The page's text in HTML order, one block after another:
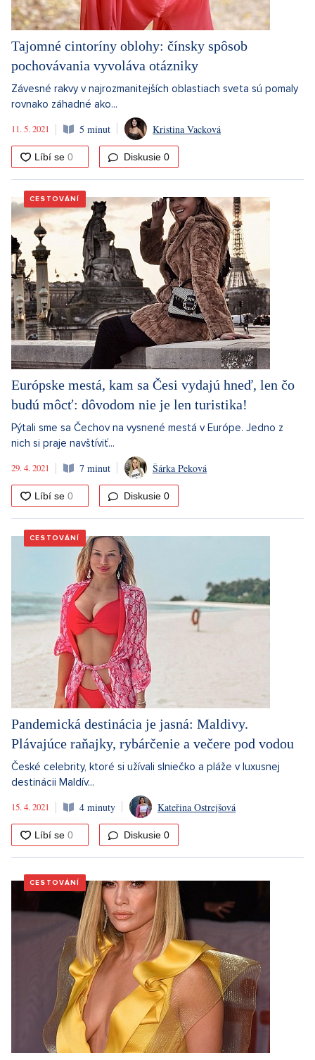
Tajomné cintoríny oblohy: čínsky spôsob
pochovávania vyvoláva otázniky
Závesné rakvy v najrozmanitejších oblastiach sveta sú pomaly
rovnako záhadné ako...
11. 5. 2021
5 minut Kristina Vacková
Diskusie 0
CESTOVÁNÍ
Európske mestá, kam sa Česi vydajú hneď, len čo
budú môcť: dôvodom nie je len turistika!
Pýtali sme sa Čechov na vysnené mestá v Európe. Jedno z
nich si praje navštíviť...
29. 4. 2021
7 minut Šárka Peková
Diskusie 0
CESTOVÁNÍ
Pandemická destinácia je jasná: Maldivy.
Plávajúce raňajky, rybárčenie a večere pod vodou
České celebrity, ktoré si užívali slniečko a pláže v luxusnej
destinácii Maldív...
15. 4. 2021
4 minuty Kateřina Ostrejšová
Diskusie 0
CESTOVÁNÍ